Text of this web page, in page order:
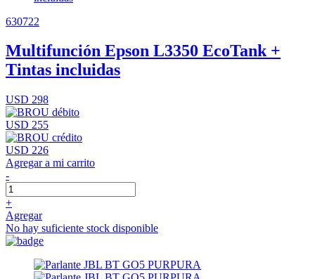
630722
Multifunción Epson L3350 EcoTank +
Tintas incluidas
USD 298
USD 255
USD 226
Agregar a mi carrito
-
+
Agregar
No hay suficiente stock disponible